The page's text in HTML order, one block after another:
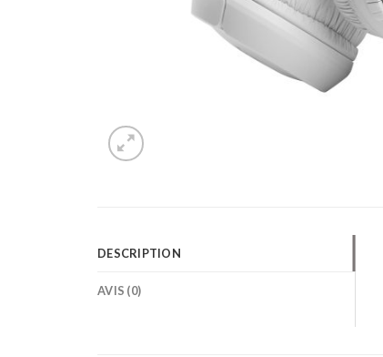
DESCRIPTION
AVIS (0)